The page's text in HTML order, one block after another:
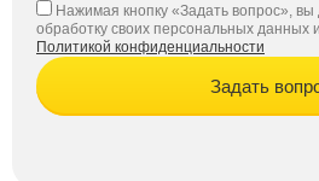
Нажимая кнопку «Задать вопрос», вы
обработку своих персональных данных
Политикой конфиденциальности
Задать